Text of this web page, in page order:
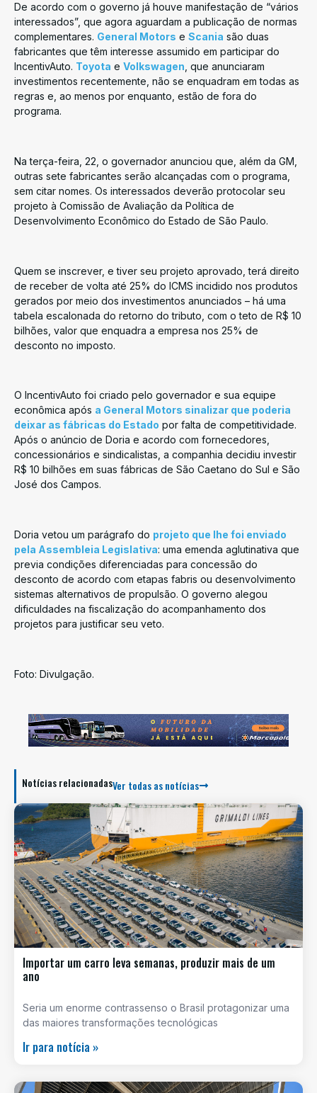
De acordo com o governo já houve manifestação de “vários
interessados”, que agora aguardam a publicação de normas
complementares. General Motors e Scania são duas
fabricantes que têm interesse assumido em participar do
IncentivAuto. Toyota e Volkswagen , que anunciaram
investimentos recentemente, não se enquadram em todas as
regras e, ao menos por enquanto, estão de fora do
programa.
Na terça-feira, 22, o governador anunciou que, além da GM,
outras sete fabricantes serão alcançadas com o programa,
sem citar nomes. Os interessados deverão protocolar seu
projeto à Comissão de Avaliação da Política de
Desenvolvimento Econômico do Estado de São Paulo.
Quem se inscrever, e tiver seu projeto aprovado, terá direito
de receber de volta até 25% do ICMS incidido nos produtos
gerados por meio dos investimentos anunciados – há uma
tabela escalonada do retorno do tributo, com o teto de R$ 10
bilhões, valor que enquadra a empresa nos 25% de
desconto no imposto.
O IncentivAuto foi criado pelo governador e sua equipe
econômica após a General Motors sinalizar que poderia
deixar as fábricas do Estado por falta de competitividade.
Após o anúncio de Doria e acordo com fornecedores,
concessionários e sindicalistas, a companhia decidiu investir
R$ 10 bilhões em suas fábricas de São Caetano do Sul e São
José dos Campos.
Doria vetou um parágrafo do projeto que lhe foi enviado
pela Assembleia Legislativa: uma emenda aglutinativa que
previa condições diferenciadas para concessão do
desconto de acordo com etapas fabris ou desenvolvimento
sistemas alternativos de propulsão. O governo alegou
dificuldades na fiscalização do acompanhamento dos
projetos para justificar seu veto.
Foto: Divulgação.
Notícias relacionadasVer todas as notícias
Importar um carro leva semanas, produzir mais de um
ano
Seria um enorme contrassenso o Brasil protagonizar uma
das maiores transformações tecnológicas
Ir para notícia »